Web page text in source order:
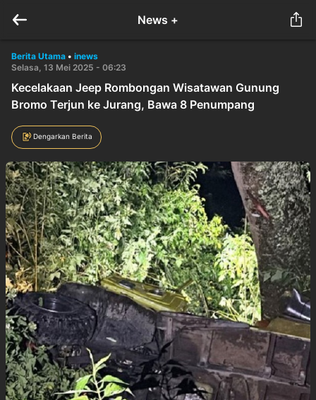
News +
Berita Utama • inews
Selasa, 13 Mei 2025 - 06:23
Kecelakaan Jeep Rombongan Wisatawan Gunung
Bromo Terjun ke Jurang, Bawa 8 Penumpang
Dengarkan Berita